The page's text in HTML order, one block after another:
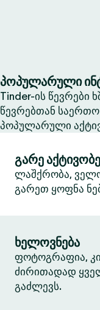
პოპულარული
Tinder-ის წევრები
წევრებთან საერთო
პოპულარული
გარე
ლაშქრობა,
გარეთ ყოფნა
ხელოვნება
ფოტოგრაფია,
ძირითადად
გაძლევს.